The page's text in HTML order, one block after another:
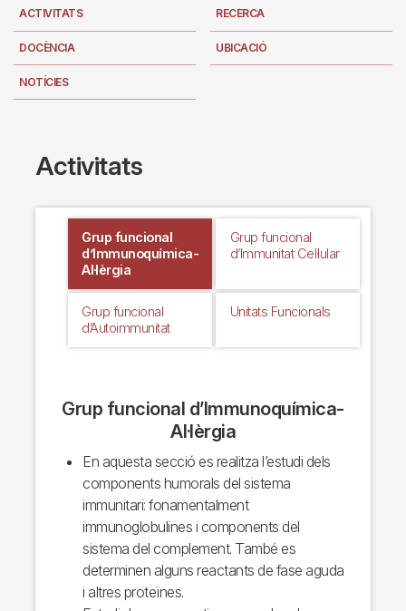
ACTIVITATS RECERCA
DOCÈNCIA UBICACIÓ
NOTÍCIES
Activitats
Grup funcional
d’Immunoquímica-
Al·lèrgia
Grup funcional
d’Immunitat Cel·lular
Grup funcional
d’Autoimmunitat
Unitats Funcionals
Grup funcional d’Immunoquímica-
Al·lèrgia
En aquesta secció es realitza l’estudi dels
components humorals del sistema
immunitari: fonamentalment
immunoglobulines i components del
sistema del complement. També es
determinen alguns reactants de fase aguda
i altres proteïnes.